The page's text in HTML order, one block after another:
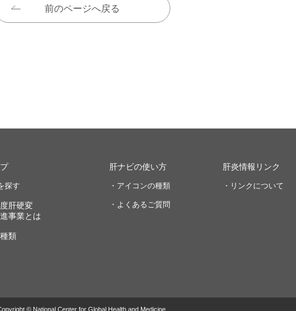
前のページへ戻る
探す
肝硬変
事業とは
類
肝ナビの使い方
・アイコンの種類
・よくあるご質問
肝炎情報リンク
・リンクについて
© National Center for Global Health and Medicine.